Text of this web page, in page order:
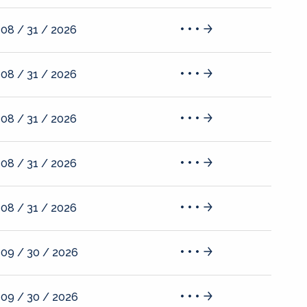
08 / 31 / 2026
08 / 31 / 2026
08 / 31 / 2026
08 / 31 / 2026
08 / 31 / 2026
09 / 30 / 2026
09 / 30 / 2026